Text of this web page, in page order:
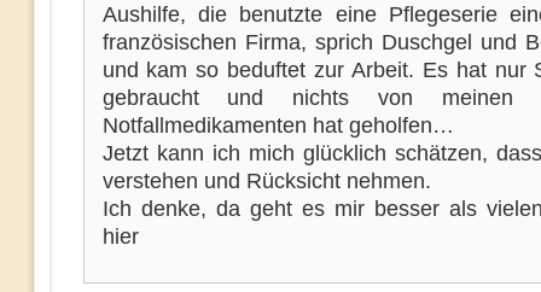
Aushilfe, die benutzte eine Pflegeserie
französischen Firma, sprich Duschgel und
und kam so beduftet zur Arbeit. Es hat nur
gebraucht und nichts von meinen
Notfallmedikamenten hat geholfen…
Jetzt kann ich mich glücklich schätzen,
verstehen und Rücksicht nehmen.
Ich denke, da geht es mir besser als
hier